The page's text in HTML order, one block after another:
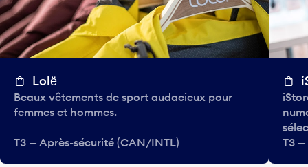
Lolё
Beaux vêtements de sport audacieux pour
femmes et hommes.
T3 — Après-sécurité (CAN/INTL)
T3